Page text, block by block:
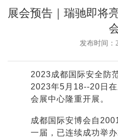
展会预告｜瑞驰即将
发布时间：
2023成都国际安全防
2023年5月18--20日
会展中心隆重开展。
成都国际安博会自
一届，已连续成功举